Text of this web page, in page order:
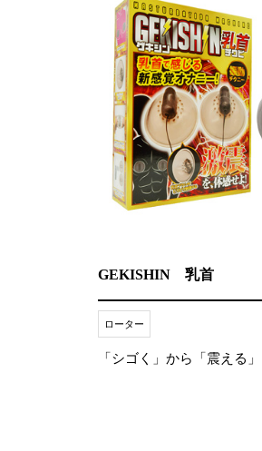
GEKISHIN 乳首
ローター
「シゴく」から「震える」